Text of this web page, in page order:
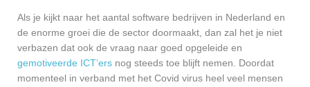
Als je kijkt naar het aantal software bedrijven in Nederland en
de enorme groei die de sector doormaakt, dan zal het je niet
verbazen dat ook de vraag naar goed opgeleide en
gemotiveerde ICT’ers nog steeds toe blijft nemen. Doordat
momenteel in verband met het Covid virus heel veel mensen